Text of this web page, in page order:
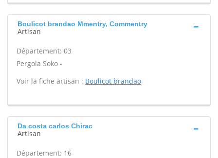
Boulicot brandao Mmentry, Commentry
Artisan
Département: 03
Pergola Soko -
Voir la fiche artisan : Boulicot brandao
Da costa carlos Chirac
Artisan
Département: 16